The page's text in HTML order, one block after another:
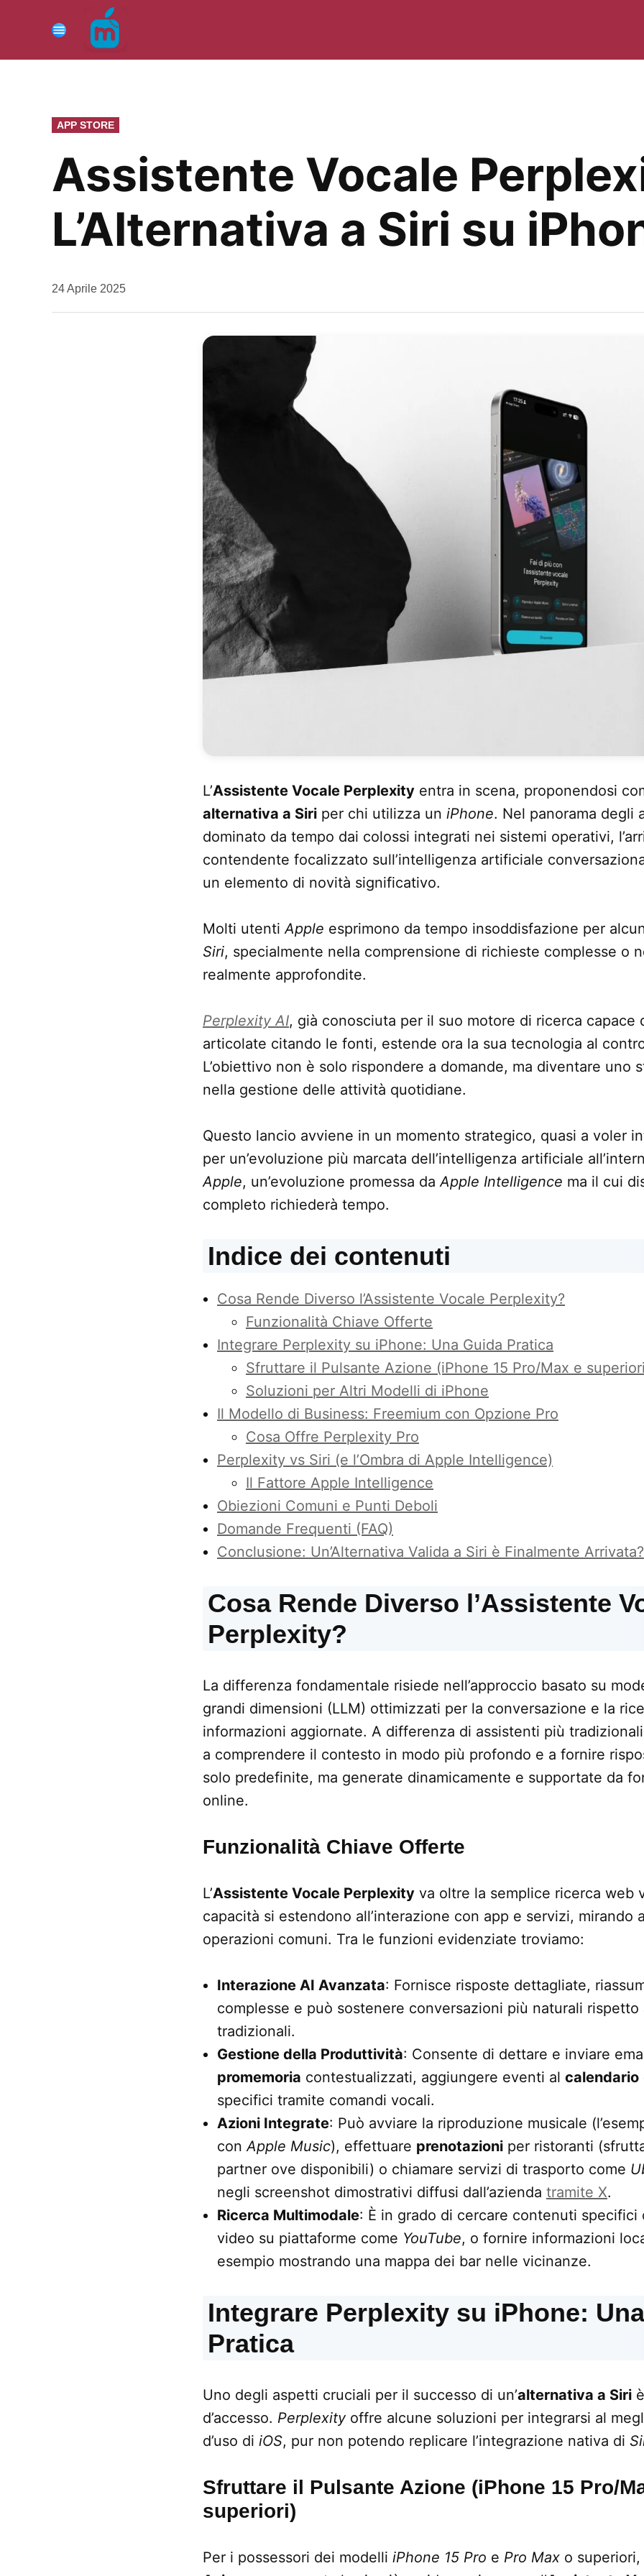
contenuto
Menu
PUBBLICATO
IN
APP STORE
Assistente Vocale
L’Alternativa a Siri su
da
24 Aprile 2025
L’Assistente Vocale Perplexity entra in scena, proponendosi
alternativa a Siri per chi utilizza un iPhone. Nel panorama degli
dominato da tempo dai colossi integrati nei sistemi operativi,
contendente focalizzato sull’intelligenza artificiale
un elemento di novità significativo.
Molti utentiApple esprimono da tempo insoddisfazione per
Siri, specialmente nella comprensione di richieste complesse o
realmente approfondite.
Perplexity AI, già conosciuta per il suo motore di ricerca capace
articolate citando le fonti, estende ora la sua tecnologia al
L’obiettivo non è solo rispondere a domande, ma diventare uno
nella gestione delle attività quotidiane.
Questo lancio avviene in un momento strategico, quasi a voler
per un’evoluzione più marcata dell’intelligenza artificiale
Apple, un’evoluzione promessa daApple Intelligence ma il cui
completo richiederà tempo.
Indice dei contenuti
Cosa Rende Diverso l’Assistente Vocale Perplexity?
Funzionalità Chiave Offerte
Integrare Perplexity su iPhone: Una Guida Pratica
Sfruttare il Pulsante Azione (iPhone 15 Pro/Max e
Soluzioni per Altri Modelli di iPhone
Il Modello di Business: Freemium con Opzione Pro
Cosa Offre Perplexity Pro
Perplexity vs Siri (e l’Ombra di Apple Intelligence)
Il Fattore Apple Intelligence
Obiezioni Comuni e Punti Deboli
Domande Frequenti (FAQ)
Conclusione: Un’Alternativa Valida a Siri è Finalmente Arrivata?
Cosa Rende Diverso l’Assistente
Perplexity?
La differenza fondamentale risiede nell’approccio basato su
grandi dimensioni (LLM) ottimizzati per la conversazione e la
informazioni aggiornate. A differenza di assistenti più
a comprendere il contesto in modo più profondo e a fornire
solo predefinite, ma generate dinamicamente e supportate da
online.
Funzionalità Chiave Offerte
L’Assistente Vocale Perplexity va oltre la semplice ricerca web
capacità si estendono all’interazione con app e servizi, mirando
operazioni comuni. Tra le funzioni evidenziate troviamo:
Interazione AI Avanzata: Fornisce risposte dettagliate,
complesse e può sostenere conversazioni più naturali rispetto
tradizionali.
Gestione della Produttività: Consente di dettare e inviare
promemoria contestualizzati, aggiungere eventi al calendario
specifici tramite comandi vocali.
Azioni Integrate: Può avviare la riproduzione musicale
conApple Music), effettuare prenotazioni per ristoranti
partner ove disponibili) o chiamare servizi di trasporto come
negli screenshot dimostrativi diffusi dall’azienda tramite X.
Ricerca Multimodale: È in grado di cercare contenuti specifici
video su piattaforme come YouTube, o fornire informazioni
esempio mostrando una mappa dei bar nelle vicinanze.
Integrare Perplexity su iPhone:
Pratica
Uno degli aspetti cruciali per il successo di un’alternativa a Siri
d’accesso. Perplexityoffre alcune soluzioni per integrarsi al
d’uso di iOS, pur non potendo replicare l’integrazione nativa di
Sfruttare il Pulsante Azione (iPhone 15 Pro/
superiori)
Per i possessori dei modelli iPhone 15 Pro e Pro Max o superiori,